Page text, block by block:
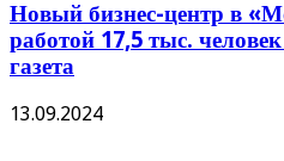
Новый бизнес-центр в
работой 17,5 тыс.
газета
13.09.2024